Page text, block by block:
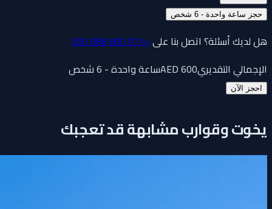
حجز ساعة واحدة - 6 شخص
هل لديك أسئلة؟ اتصل بنا على +971 800 888 000
الإجمالي التقديري
AED600 ساعة واحدة - 6 شخص
احجز الآن
يخوت وقوارب مشابهة قد تعجبك